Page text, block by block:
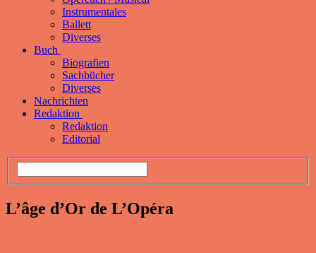
Instrumentales
Ballett
Diverses
Buch
Biografien
Sachbücher
Diverses
Nachrichten
Redaktion
Redaktion
Editorial
L’âge d’Or de L’Opéra